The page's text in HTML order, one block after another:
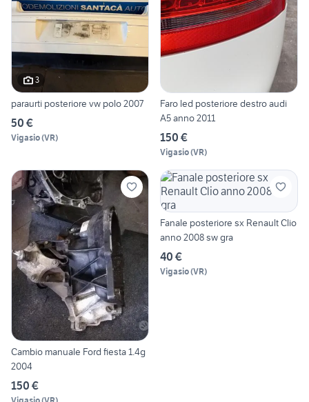
3
paraurti posteriore vw polo 2007
50 €
Vigasio(VR)
Faro led posteriore destro audi
A5 anno 2011
150 €
Vigasio(VR)
Cambio manuale Ford fiesta 1.4g
2004
150 €
Fanale posteriore sx Renault Clio
anno 2008 sw gra
40 €
Vigasio(VR)